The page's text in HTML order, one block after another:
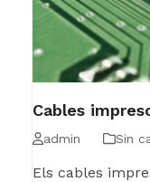
Cables
admin Sin
Els cables